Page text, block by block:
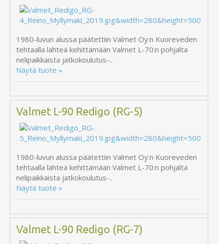
1980-luvun alussa päätettiin Valmet Oy:n Kuoreveden
tehtaalla lähteä kehittämään Valmet L-70:n pohjalta
nelipaikkaista jatkokoulutus-..
Näytä tuote »
Valmet L-90 Redigo (RG-5)
1980-luvun alussa päätettiin Valmet Oy:n Kuoreveden
tehtaalla lähteä kehittämään Valmet L-70:n pohjalta
nelipaikkaista jatkokoulutus-..
Näytä tuote »
Valmet L-90 Redigo (RG-7)